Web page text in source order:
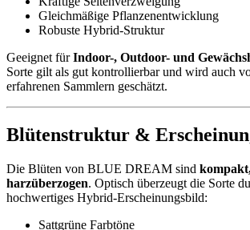
Gleichmäßige Pflanzenentwicklung
Robuste Hybrid-Struktur
Geeignet fürIndoor-, Outdoor- und
Sorte gilt als gut kontrollierbar und wird auch
erfahrenen Sammlern geschätzt.
Blütenstruktur &
Die Blüten von BLUE DREAM sind
harzüberzogen. Optisch überzeugt die Sorte
hochwertiges Hybrid-Erscheinungsbild:
Sattgrüne Farbtöne